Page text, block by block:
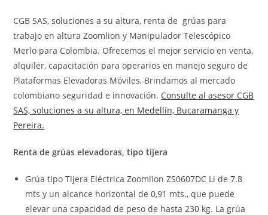
CGB SAS, soluciones a su altura, renta de grúas para
trabajo en altura Zoomlion y Manipulador Telescópico
Merlo para Colombia. Ofrecemos el mejor servicio en venta,
alquiler, capacitación para operarios en manejo seguro de
Plataformas Elevadoras Móviles, Brindamos al mercado
colombiano seguridad e innovación. Consulte al asesor CGB
SAS, soluciones a su altura, en Medellín, Bucaramanga y
Pereira.
Renta de grúas elevadoras, tipo tijera
Grúa tipo Tijera Eléctrica Zoomlion ZS0607DC Li de 7.8
mts y un alcance horizontal de 0,91 mts., que puede
elevar una capacidad de peso de hasta 230 kg. La grúa